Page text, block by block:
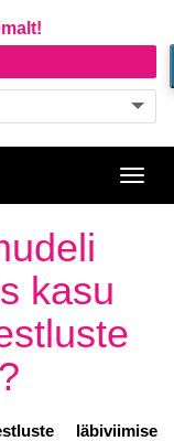
kasu
läbiviimise